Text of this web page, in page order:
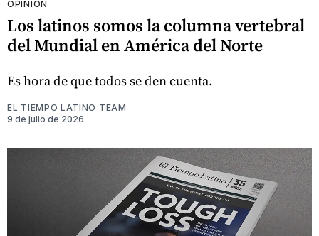
OPINIÓN
Los latinos somos la columna vertebral
del Mundial en América del Norte
Es hora de que todos se den cuenta.
EL TIEMPO LATINO TEAM
9 de julio de 2026